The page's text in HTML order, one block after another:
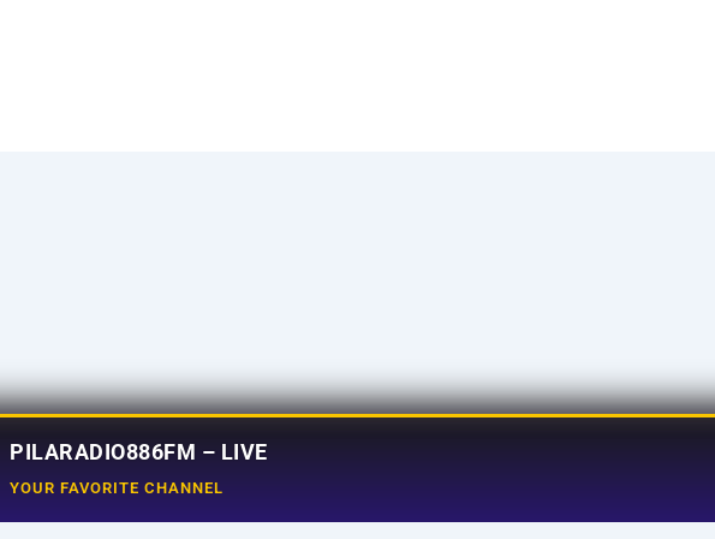
PILARADIO886FM – LIVE
YOUR FAVORITE CHANNEL